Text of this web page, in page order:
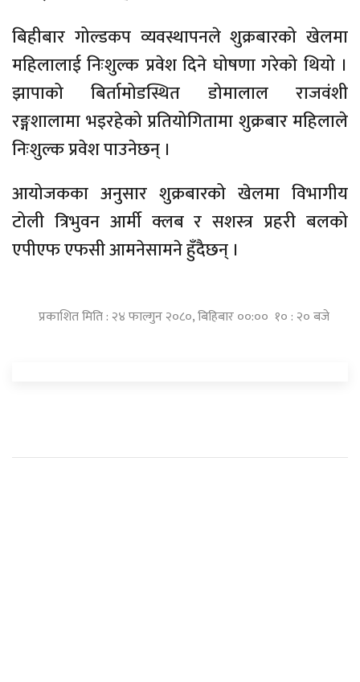
बिहीबार गोल्डकप व्यवस्थापनले शुक्रबारको खेलमा
महिलालाई निःशुल्क प्रवेश दिने घोषणा गरेको थियो ।
झापाको बिर्तामोडस्थित डोमालाल राजवंशी
रङ्गशालामा भइरहेको प्रतियोगितामा शुक्रबार महिलाले
निःशुल्क प्रवेश पाउनेछन् ।
आयोजकका अनुसार शुक्रबारको खेलमा विभागीय
टोली त्रिभुवन आर्मी क्लब र सशस्त्र प्रहरी बलको
एपीएफ एफसी आमनेसामने हुँदैछन् ।
प्रकाशित मिति : २४ फाल्गुन २०८०, बिहिबार ००:०० १० : २० बजे